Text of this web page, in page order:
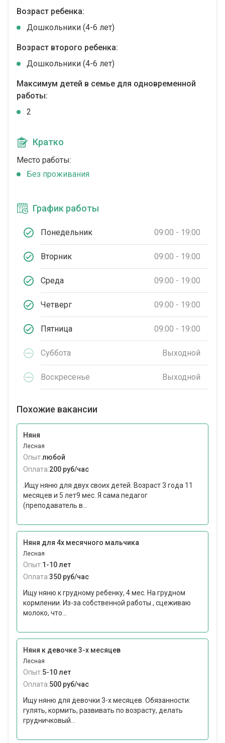
Возраст ребенка:
Дошкольники (4-6 лет)
Возраст второго ребенка:
Дошкольники (4-6 лет)
Максимум детей в семье для одновременной
работы:
2
Кратко
Место работы:
Без проживания
График работы
Понедельник 09:00 - 19:00
Вторник 09:00 - 19:00
Среда 09:00 - 19:00
Четверг 09:00 - 19:00
Пятница 09:00 - 19:00
Суббота Выходной
Воскресенье Выходной
Похожие вакансии
Няня
Лесная
Опыт:любой
Оплата:200 руб/час
.Ищу няню для двух своих детей. Возраст 3 года 11
месяцев и 5 лет9 мес. Я сама педагог
(преподаватель в...
Няня для 4х месячного мальчика
Лесная
Опыт:1-10 лет
Оплата:350 руб/час
Ищу няню к грудному ребенку, 4 мес. На грудном
кормлении. Из-за собственной работы , сцеживаю
молоко, что...
Няня к девочке 3-х месяцев
Лесная
Опыт:5-10 лет
Оплата:500 руб/час
Ищу няню для девочки 3-х месяцев. Обязанности:
гулять, кормить, развивать по возрасту, делать
грудничковый...